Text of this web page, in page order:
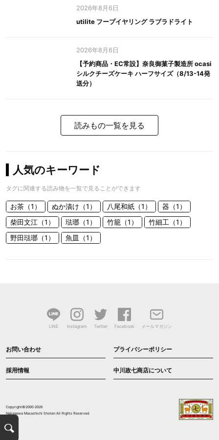
2026年8月6日
utilite フープイヤリング ラブラドライト
2026年8月6日
【予約商品・EC常設】奈良御菓子製造所 ocasi
シルクチーズケーキ ハーフサイズ（8/13-14発
送分）
読みもの一覧を見る
人気のキーワード
タグに関連する読み物を一覧で見ることができます
お茶（1） ぬか漬け（1） 八尾和紙（1）
器（1）
柴田文江（1）
琺瑯（1） 竹籠（1）
竹細工（1）
野田琺瑯（1）
魚皿（1）
LINE Instagram Twitter Facebook メールマガジン
お問い合わせ プライバシーポリシー
採用情報 中川政七商店について
Copyright©2000-2026
Nakagawa Masashichi Shoten All Rights Reserved.
検